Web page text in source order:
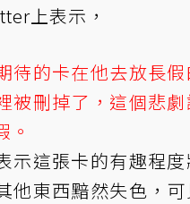
上表示，
待的卡在他去放長
被刪掉了，這個悲
。
示這張卡的有趣程
他東西黯然失色，